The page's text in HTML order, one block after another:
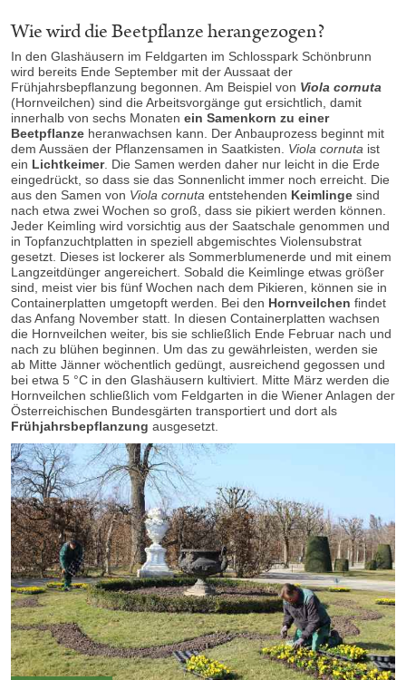
Wie wird die Beetpflanze herangezogen?
In den Glashäusern im Feldgarten im Schlosspark Schönbrunn
wird bereits Ende September mit der Aussaat der
Frühjahrsbepflanzung begonnen. Am Beispiel von Viola cornuta
(Hornveilchen) sind die Arbeitsvorgänge gut ersichtlich, damit
innerhalb von sechs Monaten ein Samenkorn zu einer
Beetpflanzeheranwachsen kann. Der Anbauprozess beginnt mit
dem Aussäen der Pflanzensamen in Saatkisten. Viola cornuta ist
ein Lichtkeimer. Die Samen werden daher nur leicht in die Erde
eingedrückt, so dass sie das Sonnenlicht immer noch erreicht. Die
aus den Samen von Viola cornuta entstehenden Keimlingesind
nach etwa zwei Wochen so groß, dass sie pikiert werden können.
Jeder Keimling wird vorsichtig aus der Saatschale genommen und
in Topfanzuchtplatten in speziell abgemischtes Violensubstrat
gesetzt. Dieses ist lockerer als Sommerblumenerde und mit einem
Langzeitdünger angereichert. Sobald die Keimlinge etwas größer
sind, meist vier bis fünf Wochen nach dem Pikieren, können sie in
Containerplatten umgetopft werden. Bei den Hornveilchen findet
das Anfang November statt. In diesen Containerplatten wachsen
die Hornveilchen weiter, bis sie schließlich Ende Februar nach und
nach zu blühen beginnen. Um das zu gewährleisten, werden sie
ab Mitte Jänner wöchentlich gedüngt, ausreichend gegossen und
bei etwa 5 °C in den Glashäusern kultiviert. Mitte März werden die
Hornveilchen schließlich vom Feldgarten in die Wiener Anlagen der
Österreichischen Bundesgärten transportiert und dort als
Frühjahrsbepflanzung ausgesetzt.